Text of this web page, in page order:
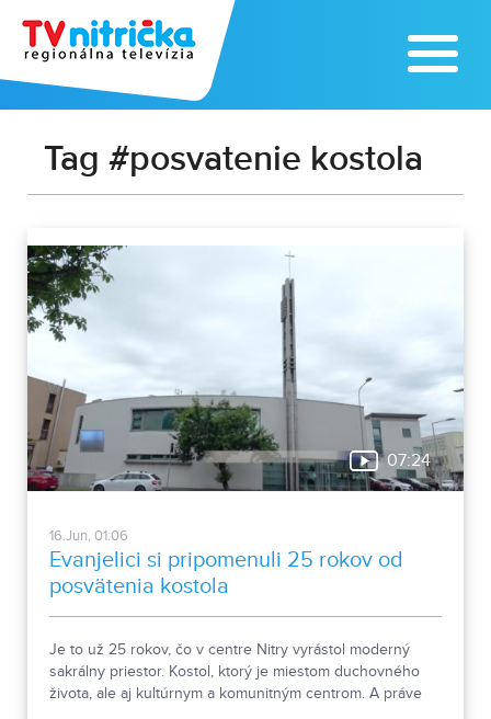
Tag #posvatenie kostola
07:24
16.Jun, 01:06
Evanjelici si pripomenuli 25 rokov od
posvätenia kostola
Je to už 25 rokov, čo v centre Nitry vyrástol moderný
sakrálny priestor. Kostol, ktorý je miestom duchovného
života, ale aj kultúrnym a komunitným centrom. A práve